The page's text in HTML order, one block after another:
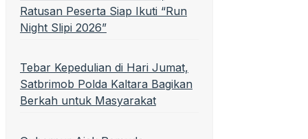
Ratusan Peserta Siap Ikuti “Run
Night Slipi 2026”
Tebar Kepedulian di Hari Jumat,
Satbrimob Polda Kaltara Bagikan
Berkah untuk Masyarakat